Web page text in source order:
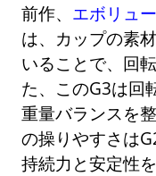
前作、 エボリュ
は、カップの素
いることで、回
た、このG3は回
重量バランスを
の操りやすさは
持続力と安定性